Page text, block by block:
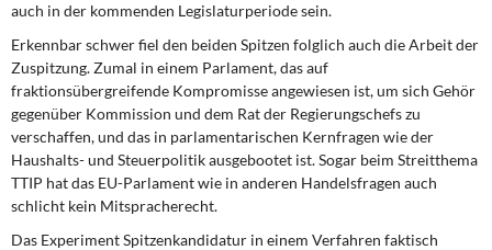
auch in der kommenden Legislaturperiode sein.
Erkennbar schwer fiel den beiden Spitzen folglich auch die Arbeit der
Zuspitzung. Zumal in einem Parlament, das auf
fraktionsübergreifende Kompromisse angewiesen ist, um sich Gehör
gegenüber Kommission und dem Rat der Regierungschefs zu
verschaffen, und das in parlamentarischen Kernfragen wie der
Haushalts- und Steuerpolitik ausgebootet ist. Sogar beim Streitthema
TTIP hat das EU-Parlament wie in anderen Handelsfragen auch
schlicht kein Mitspracherecht.
Das Experiment Spitzenkandidatur in einem Verfahren faktisch